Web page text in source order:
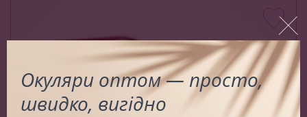
Окуляри оптом — просто,
швидко, вигідно